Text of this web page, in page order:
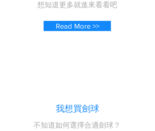
​想知道更多就進來看看吧
Read More >>
我想買劍球
不知道如何選擇合適劍球 ？